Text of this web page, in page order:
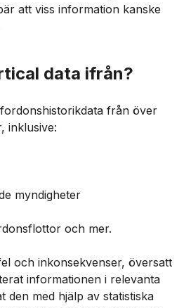
att viss information kanske
data ifrån?
från över
inklusive:
myndigheter
och mer.
och inkonsekvenser, översatt
informationen i relevanta
den med hjälp av statistiska